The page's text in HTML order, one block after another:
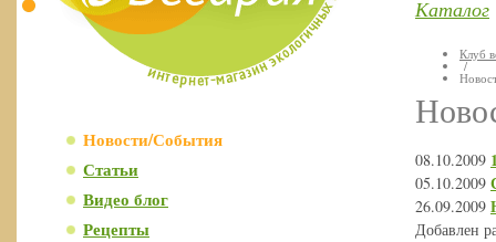
Новости/События
Статьи
Видео блог
Рецепты
Каталог
Клуб
/
08.10.2009
05.10.2009
26.09.2009
Добавлен